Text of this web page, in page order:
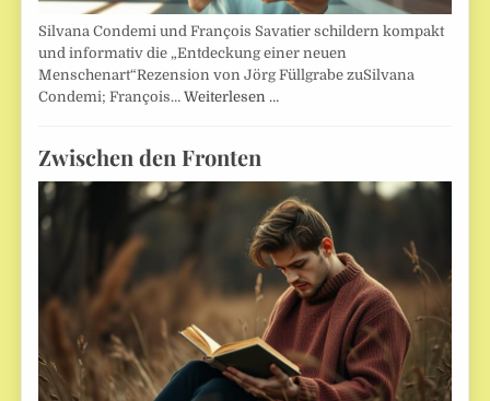
Silvana Condemi und François Savatier schildern kompakt
und informativ die „Entdeckung einer neuen
Menschenart“Rezension von Jörg Füllgrabe zuSilvana
Condemi; François…Weiterlesen …
Zwischen den Fronten